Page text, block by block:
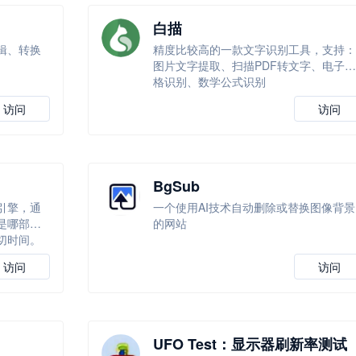
、转换
访问
白描
精度比较高的一款文字识别工具，支持：
图片文字提取、扫描PDF转文字、电子表
格识别、数学公式识别
访问
擎，通
哪部动
间。
访问
BgSub
一个使用AI技术自动删除或替换图像背景
的网站
访问
UFO Test：显示器刷新率测试